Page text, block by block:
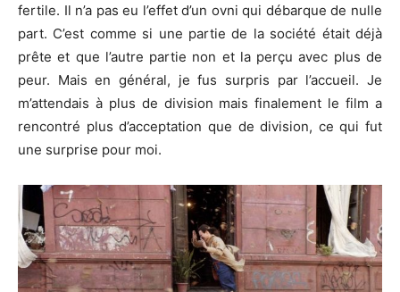
fertile. Il n’a pas eu l’effet d’un ovni qui débarque de nulle
part. C’est comme si une partie de la société était déjà
prête et que l’autre partie non et la perçu avec plus de
peur. Mais en général, je fus surpris par l’accueil. Je
m’attendais à plus de division mais finalement le film a
rencontré plus d’acceptation que de division, ce qui fut
une surprise pour moi.